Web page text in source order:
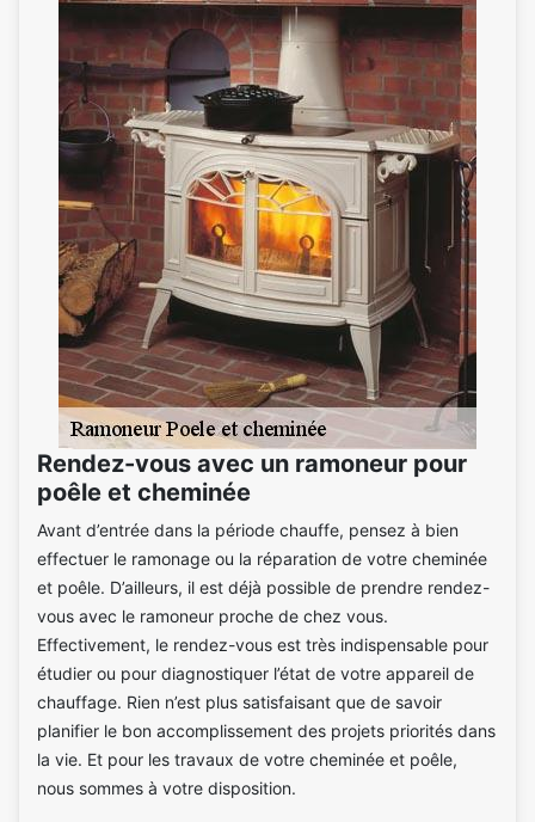
Rendez-vous avec un ramoneur pour
poêle et cheminée
Avant d’entrée dans la période chauffe, pensez à bien
effectuer le ramonage ou la réparation de votre cheminée
et poêle. D’ailleurs, il est déjà possible de prendre rendez-
vous avec le ramoneur proche de chez vous.
Effectivement, le rendez-vous est très indispensable pour
étudier ou pour diagnostiquer l’état de votre appareil de
chauffage. Rien n’est plus satisfaisant que de savoir
planifier le bon accomplissement des projets priorités dans
la vie. Et pour les travaux de votre cheminée et poêle,
nous sommes à votre disposition.